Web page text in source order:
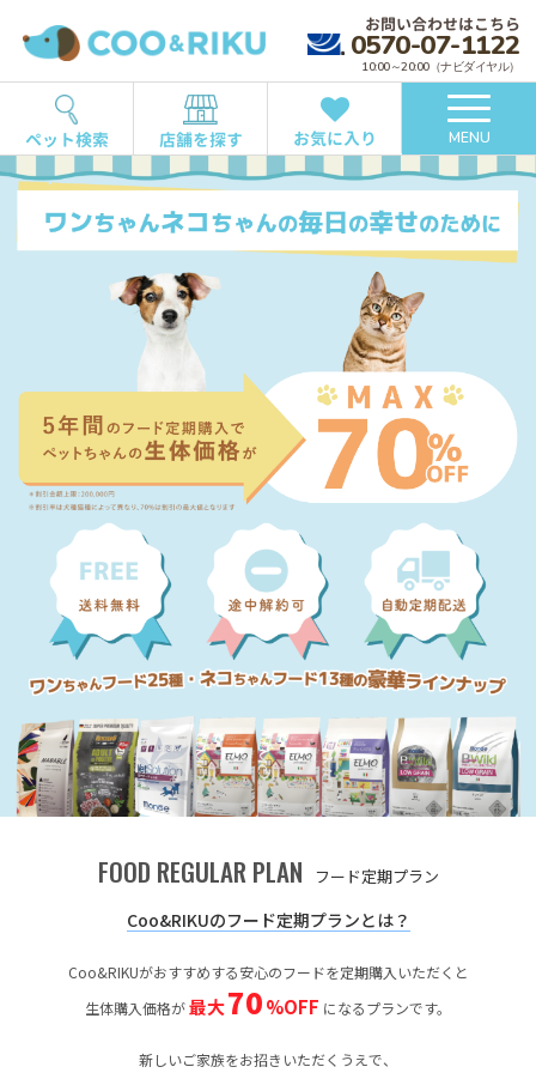
お問い合わせはこちら
0570-07-1122
10:00～20:00（ナビダイヤル）
ペット検索 店舗を探す お気に入り MENU
FOOD REGULAR PLAN フード定期プラン
Coo&RIKUのフード定期プランとは？
Coo&RIKUがおすすめする安心のフードを定期購入いただくと
生体購入価格が最大70%OFF になるプランです。
新しいご家族をお招きいただくうえで、